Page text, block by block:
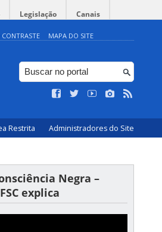
Legislação Canais
MAPA DO SITE
Restrita Administradores do Site
Negra –
explica